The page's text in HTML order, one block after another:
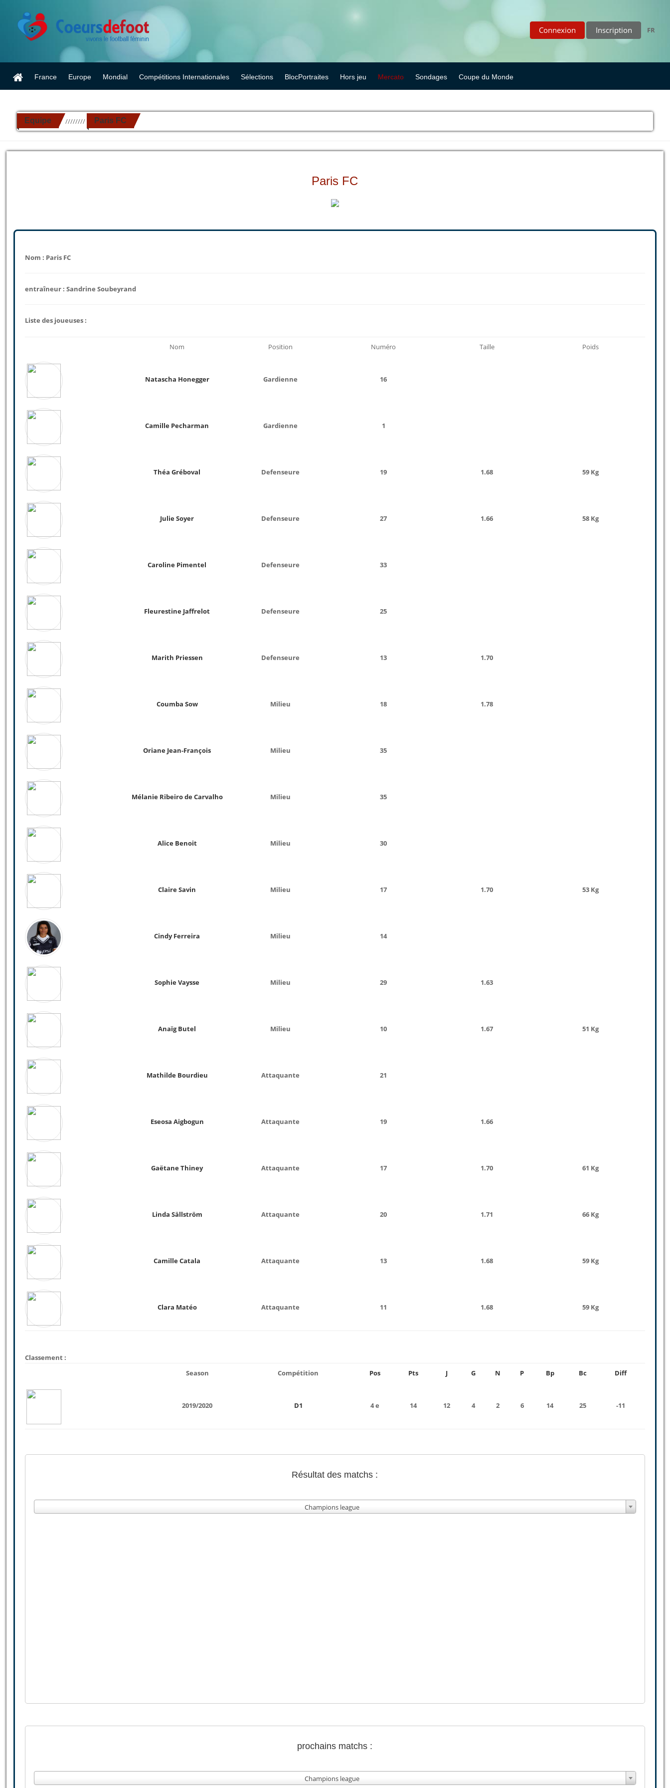
Connexion Inscription FR
France Europe Mondial Compétitions Internationales Sélections BlocPortraites Hors jeu Mercato Sondages Coupe du Monde
Equipe ////////// Paris FC
Paris FC
Nom : Paris FC
entraîneur : Sandrine Soubeyrand
Liste des joueuses :
Nom Position Numéro Taille Poids
Natascha Honegger Gardienne 16
Camille Pecharman Gardienne 1
Théa Gréboval Defenseure 19 1.68 59 Kg
Julie Soyer Defenseure 27 1.66 58 Kg
Caroline Pimentel Defenseure 33
Fleurestine Jaffrelot Defenseure 25
Marith Priessen Defenseure 13 1.70
Coumba Sow Milieu 18 1.78
Oriane Jean-François Milieu 35
Mélanie Ribeiro de Carvalho Milieu 35
Alice Benoit Milieu 30
Claire Savin Milieu 17 1.70 53 Kg
Cindy Ferreira Milieu 14
Sophie Vaysse Milieu 29 1.63
Anaïg Butel Milieu 10 1.67 51 Kg
Mathilde Bourdieu Attaquante 21
Eseosa Aigbogun Attaquante 19 1.66
Gaëtane Thiney Attaquante 17 1.70 61 Kg
Linda Sällström Attaquante 20 1.71 66 Kg
Camille Catala Attaquante 13 1.68 59 Kg
Clara Matéo Attaquante 11 1.68 59 Kg
Classement :
Season
Compétition Pos Pts J G N P Bp Bc Diff
2019/2020 D1 4 e 14 12 4 2 6 14 25 -11
Résultat des matchs :
Champions league
prochains matchs :
Champions league